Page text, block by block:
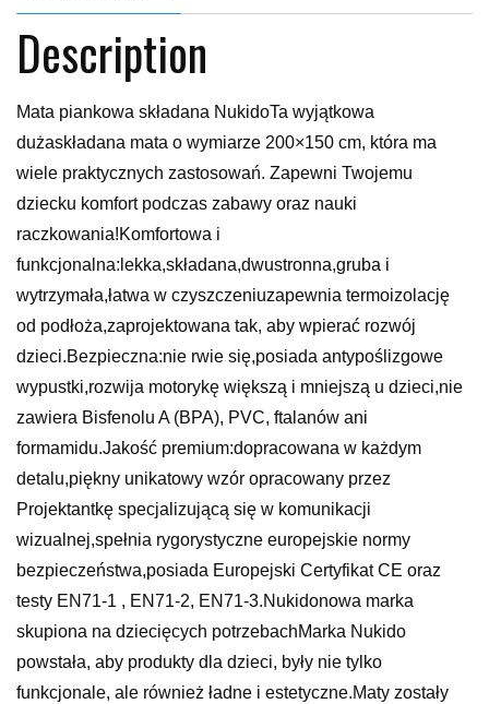
Description
Mata piankowa składana NukidoTa wyjątkowa
dużaskładana mata o wymiarze 200×150 cm, która ma
wiele praktycznych zastosowań. Zapewni Twojemu
dziecku komfort podczas zabawy oraz nauki
raczkowania!Komfortowa i
funkcjonalna:lekka,składana,dwustronna,gruba i
wytrzymała,łatwa w czyszczeniuzapewnia termoizolację
od podłoża,zaprojektowana tak, aby wpierać rozwój
dzieci.Bezpieczna:nie rwie się,posiada antypoślizgowe
wypustki,rozwija motorykę większą i mniejszą u dzieci,nie
zawiera Bisfenolu A (BPA), PVC, ftalanów ani
formamidu.Jakość premium:dopracowana w każdym
detalu,piękny unikatowy wzór opracowany przez
Projektantkę specjalizującą się w komunikacji
wizualnej,spełnia rygorystyczne europejskie normy
bezpieczeństwa,posiada Europejski Certyfikat CE oraz
testy EN71-1 , EN71-2, EN71-3.Nukidonowa marka
skupiona na dziecięcych potrzebachMarka Nukido
powstała, aby produkty dla dzieci, były nie tylko
funkcjonale, ale również ładne i estetyczne.Maty zostały